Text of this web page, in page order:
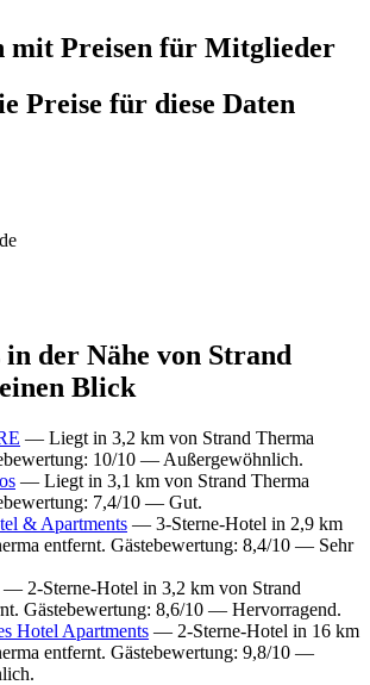
mit Preisen für Mitglieder
Preise für diese Daten
in der Nähe von Strand
Blick
— Liegt in 3,2 km von Strand Therma
10/10 — Außergewöhnlich.
— Liegt in 3,1 km von Strand Therma
7,4/10 — Gut.
& Apartments — 3-Sterne-Hotel in 2,9 km
entfernt. Gästebewertung: 8,4/10 — Sehr
— 2-Sterne-Hotel in 3,2 km von Strand
Gästebewertung: 8,6/10 — Hervorragend.
Hotel Apartments — 2-Sterne-Hotel in 16 km
entfernt. Gästebewertung: 9,8/10 —